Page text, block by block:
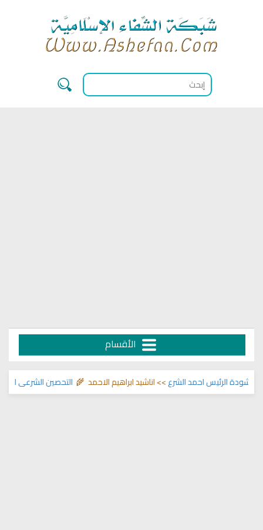
الأقسام
التحصين الشرعي للبيت الرئيس احمد الشرع>> اناشيد ابراهيم الاحمد 🌾